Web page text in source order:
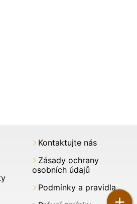
Kontaktujte nás
Zásady ochrany
osobních údajů
Podmínky a pravidla